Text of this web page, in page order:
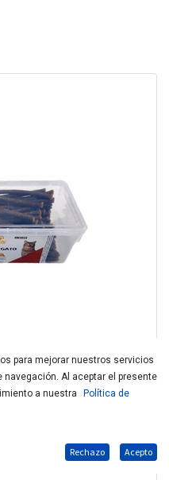
290GR QB802
para mejorar nuestros servicios
Al aceptar el presente
a nuestra
Política de
Rechazo Acepto